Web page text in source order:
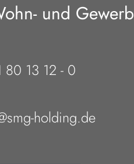
und
80 13 12 - 0
holding.de